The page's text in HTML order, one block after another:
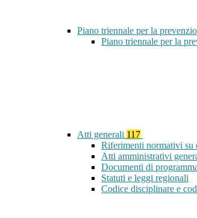
Piano triennale per la
Piano triennale per la
Atti generali 117
Riferimenti normativi su
Atti amministrativi
Documenti di
Statuti e leggi regionali
Codice disciplinare e